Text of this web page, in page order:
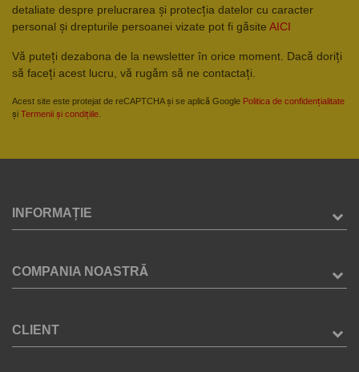
detaliate despre prelucrarea și protecția datelor cu caracter
personal și drepturile persoanei vizate pot fi găsite AICI
Vă puteți dezabona de la newsletter în orice moment. Dacă doriți
să faceți acest lucru, vă rugăm să ne contactați.
Acest site este protejat de reCAPTCHA și se aplică Google Politica de confidențialitate
și Termenii și condițiile
INFORMAȚIE
COMPANIA NOASTRĂ
CLIENT